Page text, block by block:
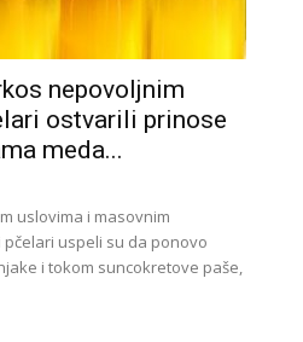
nepovoljnim
ostvarili prinose
meda...
uslovima i masovnim
pčelari uspeli su da ponovo
i tokom suncokretove paše,